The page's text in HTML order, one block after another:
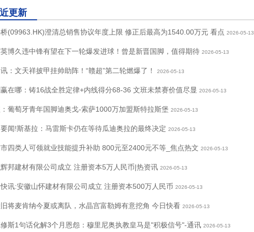
更新
(09963.HK)澄清总销售协议年度上限 修正后最高为1540.00万元 看点 2026-05-13
博久违中锋有望在下一轮爆发进球！曾是新晋国脚，值得期待 2026-05-13
：文天祥披甲挂帅助阵！“赣超”第二轮燃爆了！ 2026-05-13
在哪：铸16战全胜定律+内线得分68-36 文班未禁赛价值尽显 2026-05-13
葡萄牙青年国脚迪奥戈-索萨1000万加盟斯特拉斯堡 2026-05-13
闻!斯基拉：马雷斯卡仍在等待瓜迪奥拉的最终决定 2026-05-13
四类人可领就业技能提升补助 800元至2400元不等_焦点热文 2026-05-13
邦建材有限公司成立 注册资本5万人民币|热资讯 2026-05-13
讯:安徽山怀建材有限公司成立 注册资本500万人民币 2026-05-13
将麦肯纳今夏或离队，水晶宫富勒姆有意挖角 今日快看 2026-05-13
斯1句话化解3个月恩怨：穆里尼奥执教皇马是"积极信号"-通讯 2026-05-13